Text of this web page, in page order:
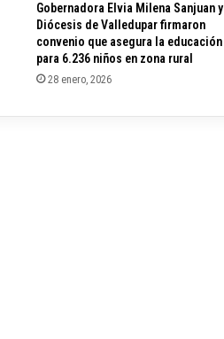
Gobernadora Elvia Milena Sanjuan y
Diócesis de Valledupar firmaron
convenio que asegura la educación
para 6.236 niños en zona rural
28 enero, 2026